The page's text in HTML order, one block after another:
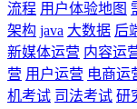
流程 用户体验地图
架构 java 大数据 后
新媒体运营 内容运
营 用户运营 电商运
机考试 司法考试 研